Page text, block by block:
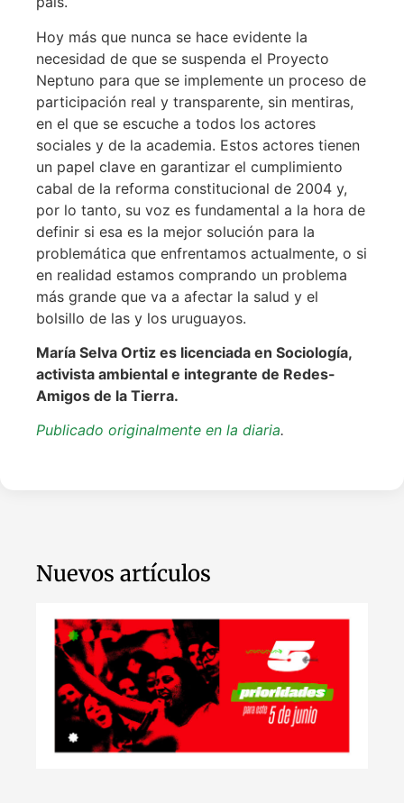
Hoy más que nunca se hace evidente la
necesidad de que se suspenda el Proyecto
Neptuno para que se implemente un proceso de
participación real y transparente, sin mentiras,
en el que se escuche a todos los actores
sociales y de la academia. Estos actores tienen
un papel clave en garantizar el cumplimiento
cabal de la reforma constitucional de 2004 y,
por lo tanto, su voz es fundamental a la hora de
definir si esa es la mejor solución para la
problemática que enfrentamos actualmente, o si
en realidad estamos comprando un problema
más grande que va a afectar la salud y el
bolsillo de las y los uruguayos.
María Selva Ortiz es licenciada en Sociología,
activista ambiental e integrante de Redes-
Amigos de la Tierra.
Publicado originalmente en la diaria.
Nuevos artículos